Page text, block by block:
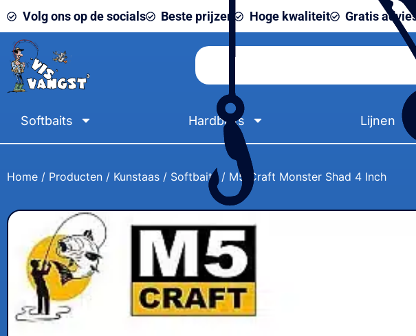
Volg ons op de socials Beste prijzen Hoge kwaliteit Gratis advies
Softbaits Hardbaits Lijnen
Home / Producten / Kunstaas / Softbaits/ M5 Craft Monster Shad 4 Inch